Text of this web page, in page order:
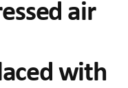
air
with